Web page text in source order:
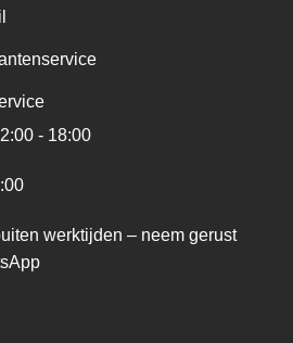
- 18:00
werktijden – neem gerust